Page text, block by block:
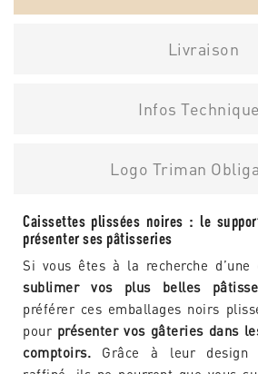
Livraison
Infos
Logo Triman
Caissettes plissées noires : le
présenter ses pâtisseries
Si vous êtes à la recherche d’une
sublimer vos plus belles
préférer ces emballages noirs
pour présenter vos gâteries dans
comptoirs. Grâce à leur design